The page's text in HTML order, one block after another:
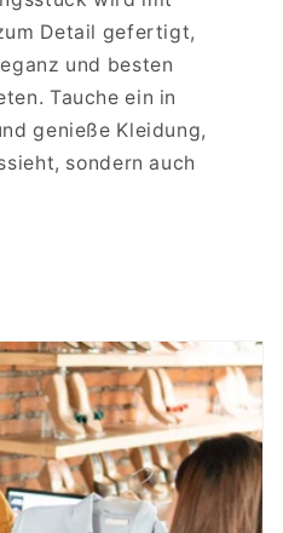
Detail gefertigt,
und besten
Tauche ein in
genieße Kleidung,
sondern auch